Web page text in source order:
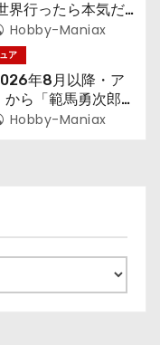
界行ったら本気だ
シー」のフィギュ
Hobby-Maniax
ア
年8月以降・ア
ら「範馬勇次郎」
Hobby-Maniax